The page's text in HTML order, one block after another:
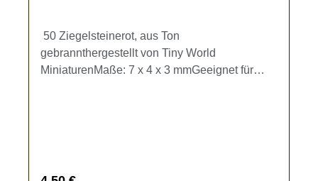
50 Ziegelsteinerot, aus Ton
gebrannthergestellt von Tiny World
MiniaturenMaße: 7 x 4 x 3 mmGeeignet für